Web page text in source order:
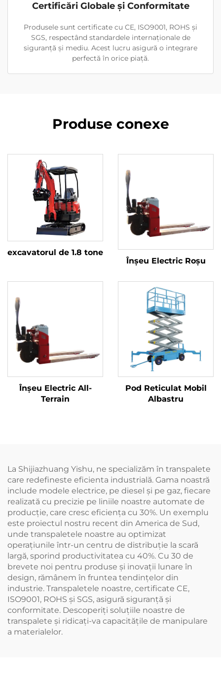
Certificări Globale și Conformitate
Produsele sunt certificate cu CE, ISO9001, ROHS și
SGS, respectând standardele internaționale de
siguranță și mediu. Acest lucru asigură o integrare
perfectă în orice piață.
Produse conexe
excavatorul de 1.8 tone
Înșeu Electric Roșu
Înșeu Electric All-
Terrain
Pod Reticulat Mobil
Albastru
La Shijiazhuang Yishu, ne specializăm în transpalete
care redefineste eficienta industrială. Gama noastră
include modele electrice, pe diesel și pe gaz, fiecare
realizată cu precizie pe liniile noastre automate de
producție, care cresc eficiența cu 30%. Un exemplu
este proiectul nostru recent din America de Sud,
unde transpaletele noastre au optimizat
operațiunile într-un centru de distribuție la scară
largă, sporind productivitatea cu 40%. Cu 30 de
brevete noi pentru produse și inovații lunare în
design, rămânem în fruntea tendințelor din
industrie. Transpaletele noastre, certificate CE,
ISO9001, ROHS și SGS, asigură siguranță și
conformitate. Descoperiți soluțiile noastre de
transpalete și ridicați-va capacitățile de manipulare
a materialelor.